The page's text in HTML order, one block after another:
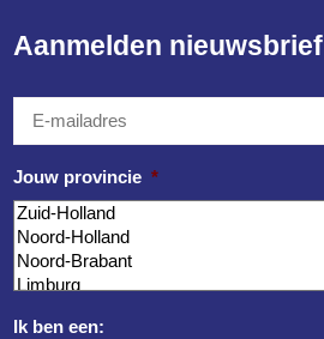
Aanmelden nieuwsbrief
mailadres *
Jouw provincie *
Ik ben een: